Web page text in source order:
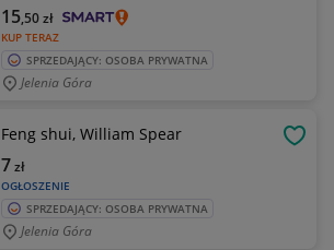
KUP TERAZ
15,50zł
SPRZEDAJĄCY: OSOBA PRYWATNA
Jelenia Góra
Feng shui, William Spear
OGŁOSZENIE
7zł
SPRZEDAJĄCY: OSOBA PRYWATNA
Jelenia Góra